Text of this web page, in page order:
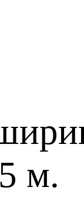
м.